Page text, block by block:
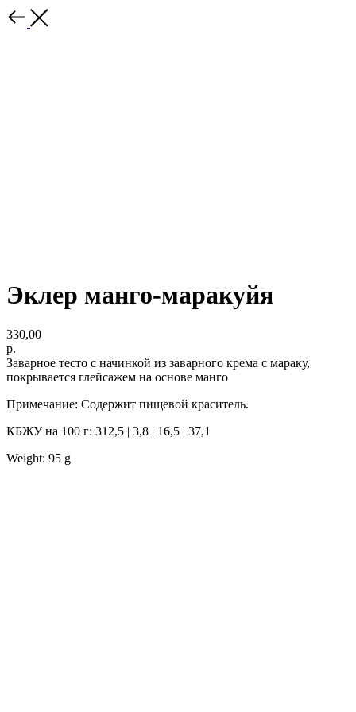
Эклер манго-маракуйя
330,00
р.
Заварное тесто с начинкой из заварного крема с мараку,
покрывается глейсажем на основе манго
Примечание: Содержит пищевой краситель.
КБЖУ на 100 г: 312,5 | 3,8 | 16,5 | 37,1
Weight: 95 g